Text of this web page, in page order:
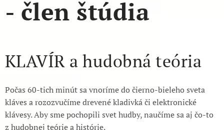
- člen štúdia
KLAVÍR a hudobná teória
Počas 60-tich minút sa vnoríme do čierno-bieleho sveta
kláves a rozozvučíme drevené kladivká či elektronické
klávesy. Aby sme pochopili svet hudby, naučíme sa aj čo-to
z hudobnej teórie a histórie.